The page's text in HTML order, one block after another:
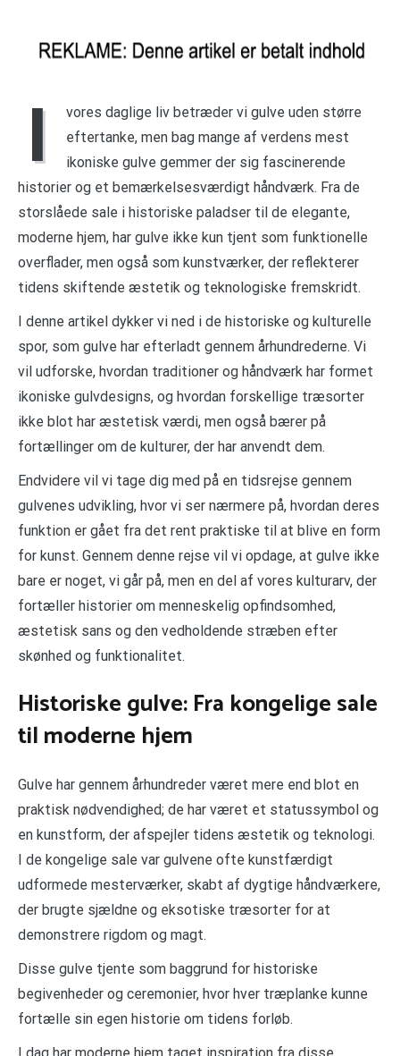
I
vores daglige liv betræder vi gulve uden større
eftertanke, men bag mange af verdens mest
ikoniske gulve gemmer der sig fascinerende
historier og et bemærkelsesværdigt håndværk. Fra de
storslåede sale i historiske paladser til de elegante,
moderne hjem, har gulve ikke kun tjent som funktionelle
overflader, men også som kunstværker, der reflekterer
tidens skiftende æstetik og teknologiske fremskridt.
I denne artikel dykker vi ned i de historiske og kulturelle
spor, som gulve har efterladt gennem århundrederne. Vi
vil udforske, hvordan traditioner og håndværk har formet
ikoniske gulvdesigns, og hvordan forskellige træsorter
ikke blot har æstetisk værdi, men også bærer på
fortællinger om de kulturer, der har anvendt dem.
Endvidere vil vi tage dig med på en tidsrejse gennem
gulvenes udvikling, hvor vi ser nærmere på, hvordan deres
funktion er gået fra det rent praktiske til at blive en form
for kunst. Gennem denne rejse vil vi opdage, at gulve ikke
bare er noget, vi går på, men en del af vores kulturarv, der
fortæller historier om menneskelig opfindsomhed,
æstetisk sans og den vedholdende stræben efter
skønhed og funktionalitet.
Historiske gulve: Fra kongelige sale
til moderne hjem
Gulve har gennem århundreder været mere end blot en
praktisk nødvendighed; de har været et statussymbol og
en kunstform, der afspejler tidens æstetik og teknologi.
I de kongelige sale var gulvene ofte kunstfærdigt
udformede mesterværker, skabt af dygtige håndværkere,
der brugte sjældne og eksotiske træsorter for at
demonstrere rigdom og magt.
Disse gulve tjente som baggrund for historiske
begivenheder og ceremonier, hvor hver træplanke kunne
fortælle sin egen historie om tidens forløb.
I dag har moderne hjem taget inspiration fra disse